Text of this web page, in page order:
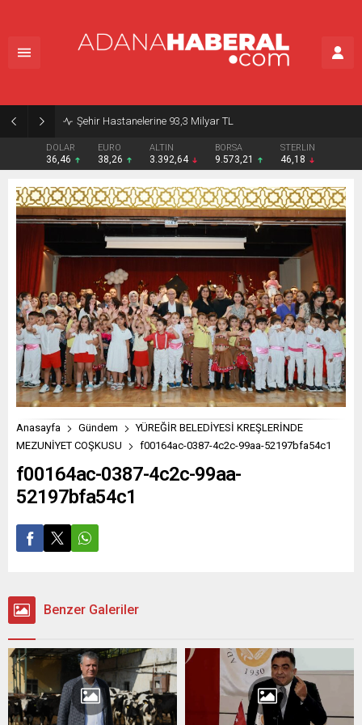
Şehir Hastanelerine 93,3 Milyar TL
DOLAR
36,46
EURO
38,26
ALTIN
3.392,64
BORSA
9.573,21
STERLIN
46,18
Anasayfa Gündem
YÜREĞİR BELEDİYESİ KREŞLERİNDE
MEZUNİYET COŞKUSU
f00164ac-0387-4c2c-99aa-52197bfa54c1
f00164ac-0387-4c2c-99aa-
52197bfa54c1
Benzer Galeriler